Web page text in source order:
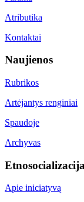
Atributika
Kontaktai
Naujienos
Rubrikos
Artėjantys renginiai
Spaudoje
Archyvas
Etnosocializacija
Apie iniciatyvą